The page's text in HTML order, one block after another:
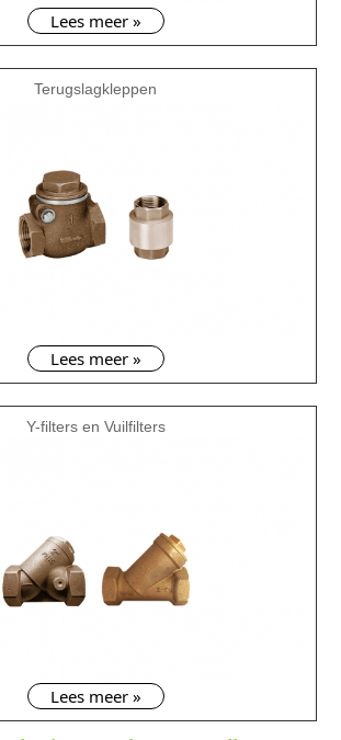
Lees meer »
Terugslagkleppen
Lees meer »
Y-filters en Vuilfilters
Lees meer »